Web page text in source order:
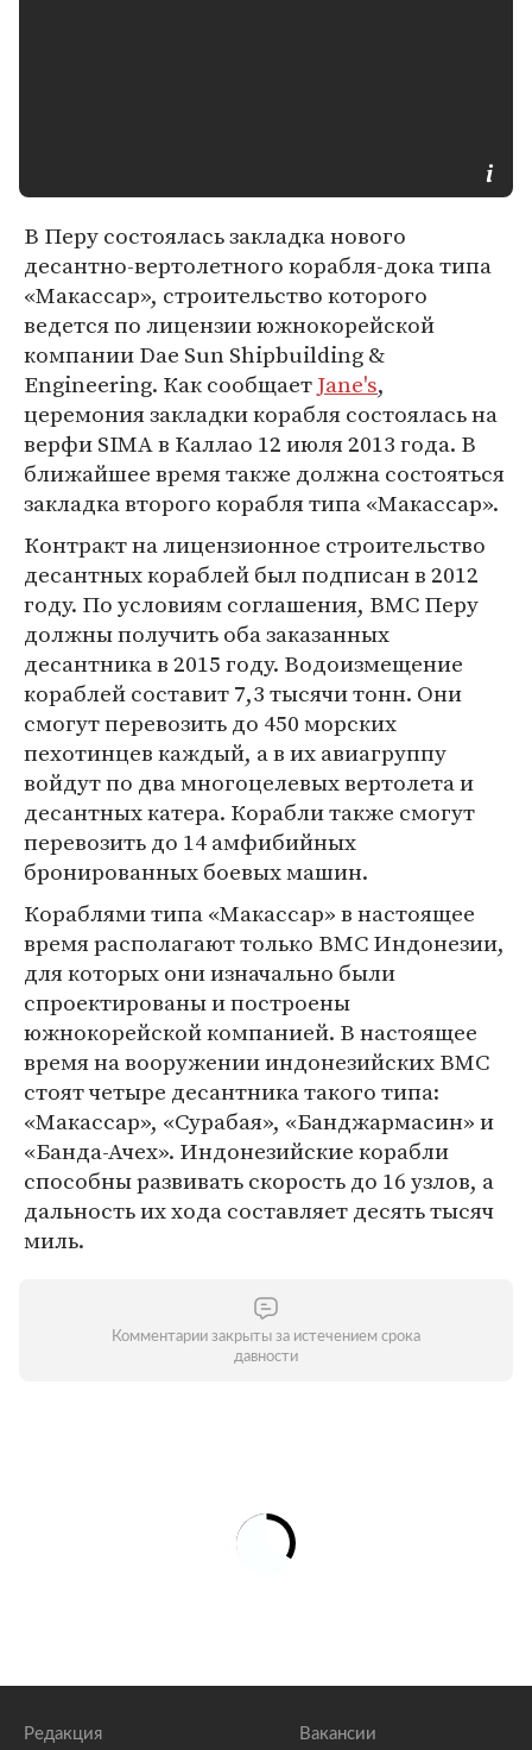
В Перу состоялась закладка нового
десантно-вертолетного корабля-дока типа
«Макассар», строительство которого
ведется по лицензии южнокорейской
компании Dae Sun Shipbuilding &
Engineering. Как сообщаетJane's,
церемония закладки корабля состоялась на
верфи SIMA в Каллао 12 июля 2013 года. В
ближайшее время также должна состояться
закладка второго корабля типа «Макассар».
Контракт на лицензионное строительство
десантных кораблей был подписан в 2012
году. По условиям соглашения, ВМС Перу
должны получить оба заказанных
десантника в 2015 году. Водоизмещение
кораблей составит 7,3 тысячи тонн. Они
смогут перевозить до 450 морских
пехотинцев каждый, а в их авиагруппу
войдут по два многоцелевых вертолета и
десантных катера. Корабли также смогут
перевозить до 14 амфибийных
бронированных боевых машин.
Кораблями типа «Макассар» в настоящее
время располагают только ВМС Индонезии,
для которых они изначально были
спроектированы и построены
южнокорейской компанией. В настоящее
время на вооружении индонезийских ВМС
стоят четыре десантника такого типа:
«Макассар», «Сурабая», «Банджармасин» и
«Банда-Ачех». Индонезийские корабли
способны развивать скорость до 16 узлов, а
дальность их хода составляет десять тысяч
миль.
Комментарии закрыты за истечением срока
давности
Редакция Вакансии